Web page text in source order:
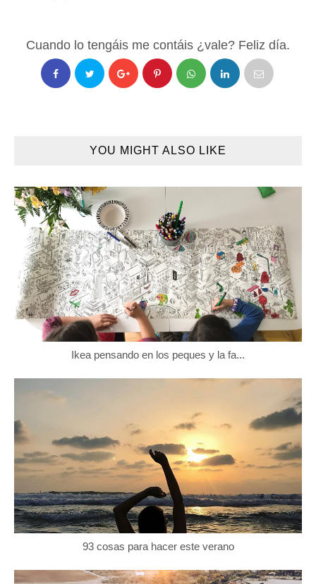
Cuando lo tengáis me contáis ¿vale? Feliz día.
YOU MIGHT ALSO LIKE
Ikea pensando en los peques y la fa...
93 cosas para hacer este verano